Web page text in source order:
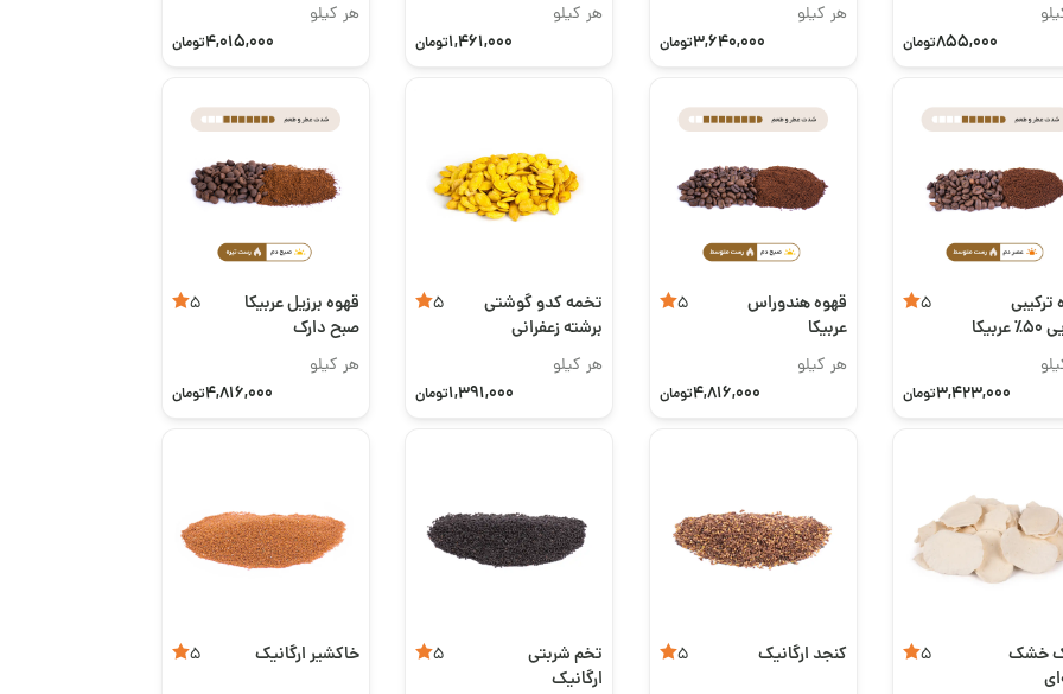
855,000تومان
هر کیلو
3,640,000تومان
هر کیلو
1,461,000تومان
هر کیلو
4,015,000تومان
ترکیبی
تنهایی ۵۰٪ عربیکا
5
3,423,000تومان
قهوه هندوراس
عربیکا
5
هر کیلو
4,816,000تومان
تخمه کدو گوشتی
برشته زعفرانی
اعلی
5
هر کیلو
1,391,000تومان
قهوه برزیل عربیکا
صبح دارک
5
هر کیلو
4,816,000تومان
خشک
5 کنجد ارگانیک 5
تخم شربتی
ارگانیک
5 خاکشیر ارگانیک 5